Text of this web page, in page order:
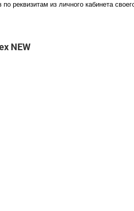
реквизитам из личного кабинета
NEW